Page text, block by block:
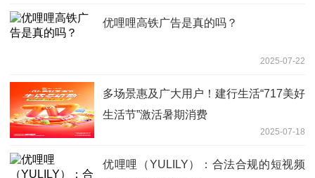
优哩哩高铁广告是真的吗？
2025-07-22
多场景惠及广大用户！建行生活“717美好
生活节”激活暑期消费
2025-07-18
优哩哩（YULILY）：合法合规的短视频